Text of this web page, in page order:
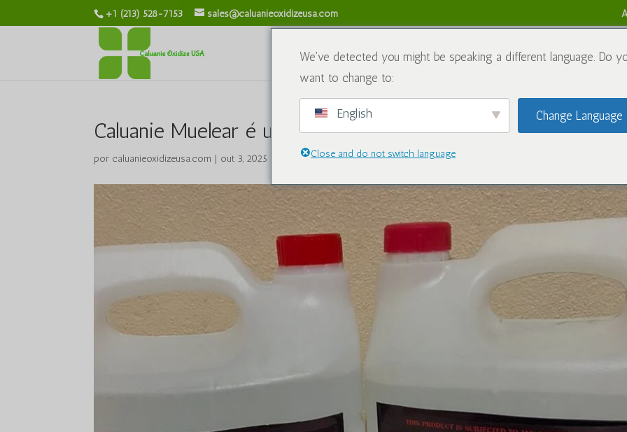
+1 (213) 528-7153 sales@caluanieoxidizeusa.com
Sobre nós Produtos químicos Blogue Contate-nos
Caluanie Muelear é uma mulher bonita
por caluanieoxidizeusa.com | out 3, 2025 Sem categoria|0 Comentários
We've detected you might be speaking a different language. Do
want to change to:
English Change Language
Close and do not switch language